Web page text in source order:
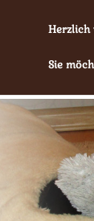
Herzlich
Sie